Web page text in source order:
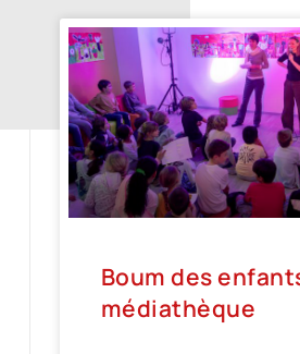
Boum des
médiathèque